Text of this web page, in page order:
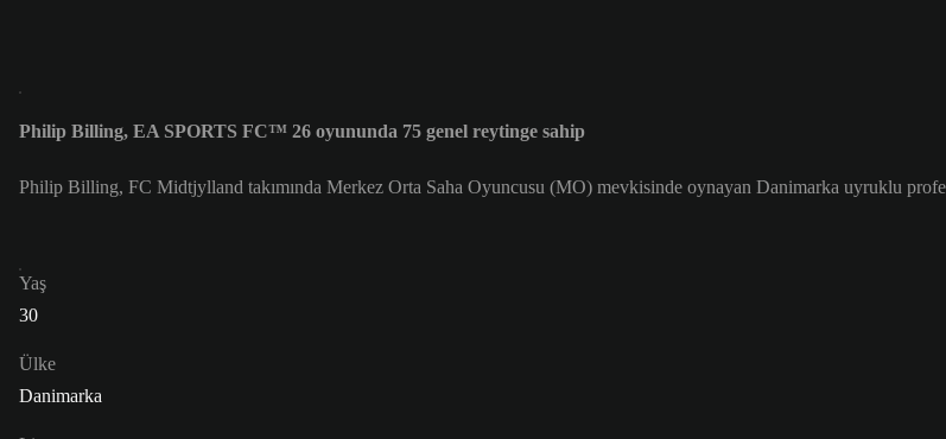
Philip Billing, EA SPORTS FC™ 26 oyununda 75 genel reytinge sahip
Philip Billing, FC Midtjylland takımında Merkez Orta Saha Oyuncusu (MO) mevkisinde oynayan Danimarka uyruklu
Yaş
30
Ülke
Danimarka